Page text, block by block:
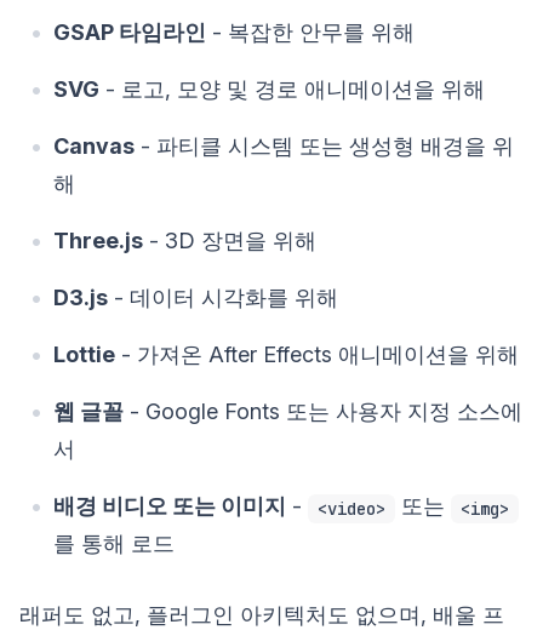
GSAP 타임라인 - 복잡한 안무를 위해
SVG - 로고, 모양 및 경로 애니메이션을 위해
Canvas - 파티클 시스템 또는 생성형 배경을 위
해
Three.js - 3D 장면을 위해
D3.js - 데이터 시각화를 위해
Lottie - 가져온 After Effects 애니메이션을 위해
웹 글꼴 - Google Fonts 또는 사용자 지정 소스에
서
배경 비디오 또는 이미지 - <video> 또는 <img>
를 통해 로드
래퍼도 없고, 플러그인 아키텍처도 없으며, 배울 프